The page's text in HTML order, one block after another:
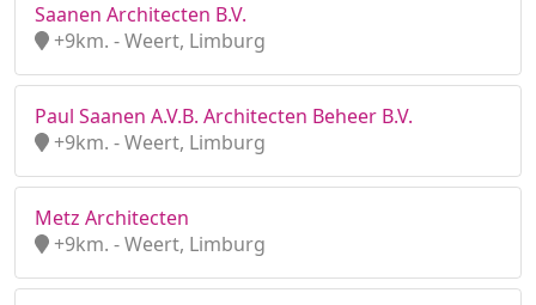
Saanen Architecten B.V.
+9km. - Weert, Limburg
Paul Saanen A.V.B. Architecten Beheer B.V.
+9km. - Weert, Limburg
Metz Architecten
+9km. - Weert, Limburg